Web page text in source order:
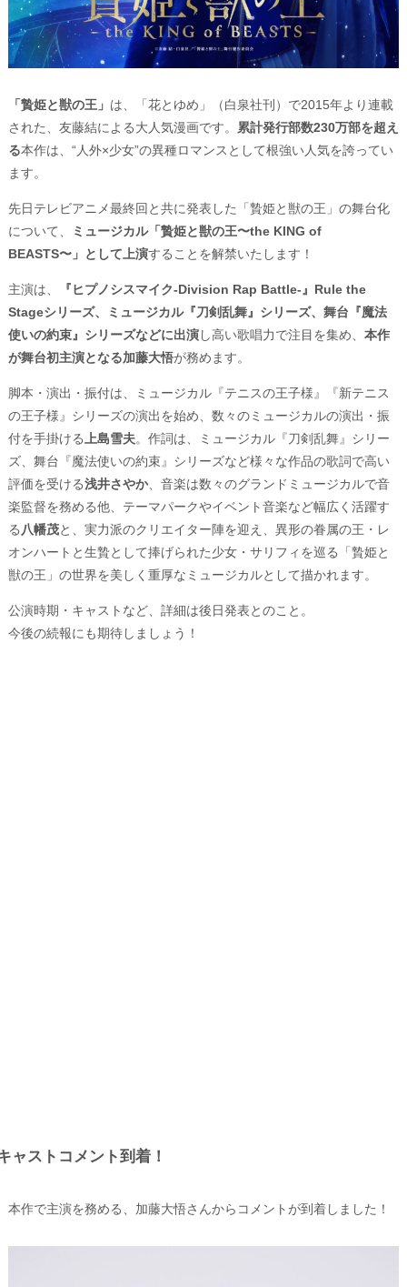
「贄姫と獣の王」 は、「花とゆめ」（白泉社刊）で2015年より連載
された、友藤結による大人気漫画です。
累計発行部数230万部を超え
る本作は、“人外×少女”の異種ロマンスとして根強い人気を誇ってい
ます。
先日テレビアニメ最終回と共に発表した「贄姫と獣の王」の舞台化
について、
ミュージカル「贄姫と獣の王〜the KING of
BEASTS〜」として上演することを解禁いたします！
主演は、
『ヒプノシスマイク-Division Rap Battle-』Rule the
Stageシリーズ、ミュージカル『刀剣乱舞』シリーズ、舞台『魔法
使いの約束』シリーズなどに出演し高い歌唱力で注目を集め、 本作
が舞台初主演となる加藤大悟が務めます。
脚本・演出・振付は、ミュージカル『テニスの王子様』『新テニス
の王子様』シリーズの演出を始め、数々のミュージカルの演出・振
付を手掛ける
上島雪夫。作詞は、ミュージカル『刀剣乱舞』シリー
ズ、舞台『魔法使いの約束』シリーズなど様々な作品の歌詞で高い
評価を受ける浅井さやか、音楽は数々のグランドミュージカルで音
楽監督を務める他、テーマパークやイベント音楽など幅広く活躍す
る 八幡茂と、実力派のクリエイター陣を迎え、異形の眷属の王・レ
オンハートと生贄として捧げられた少女・サリフィを巡る「贄姫と
獣の王」の世界を美しく重厚なミュージカルとして描かれます。
公演時期・キャストなど、詳細は後日発表とのこと。
今後の続報にも期待しましょう！
ャストコメント到着！
本作で主演を務める、加藤大悟さんからコメントが到着しました！